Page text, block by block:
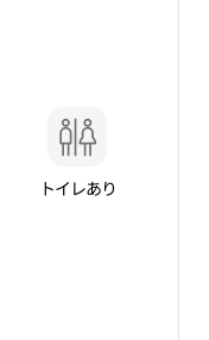
トイレあり